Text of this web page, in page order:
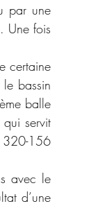
par une
Une fois
le bassin
balle
servit
320-156
avec le
d’une